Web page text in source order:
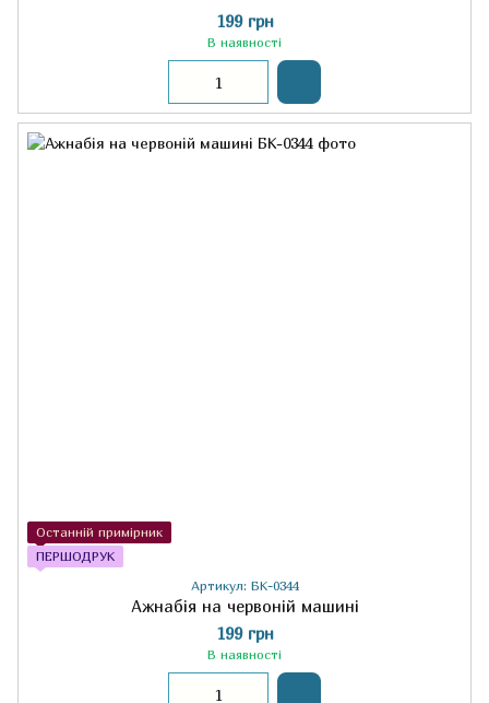
199 грн
В наявності
Останній примірник
ПЕРШОДРУК
Артикул: БК-0344
Ажнабія на червоній машині
199 грн
В наявності